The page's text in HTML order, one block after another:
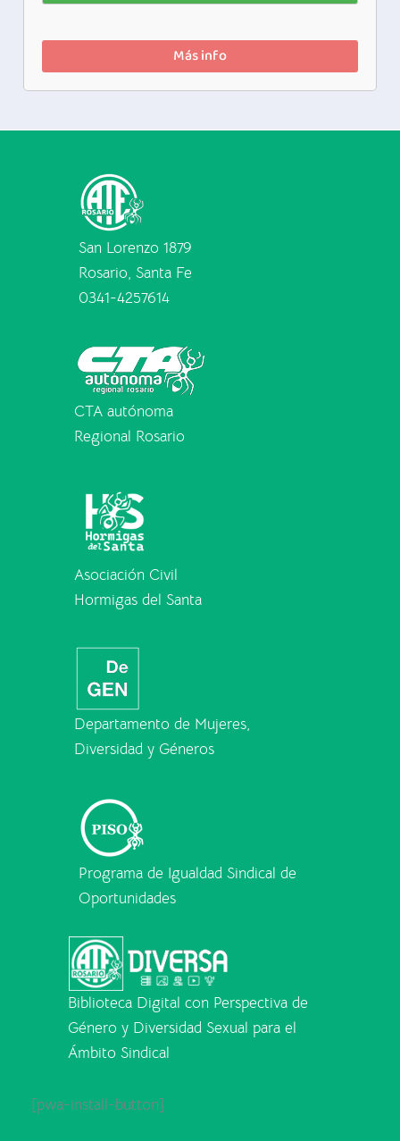
Más info
San Lorenzo 1879
Rosario, Santa Fe
0341-4257614
CTA autónoma
Regional Rosario
Asociación Civil
Hormigas del Santa
Departamento de Mujeres,
Diversidad y Géneros
Programa de Igualdad Sindical de
Oportunidades
Biblioteca Digital con Perspectiva de
Género y Diversidad Sexual para el
Ámbito Sindical
[pwa-install-button]